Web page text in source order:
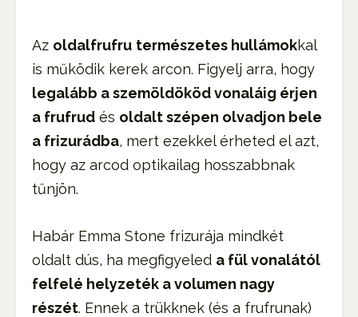
Az oldalfrufru természetes hullámokkal
is működik kerek arcon. Figyelj arra, hogy
legalább a szemöldököd vonaláig érjen
a frufrud és oldalt szépen olvadjon bele
a frizurádba, mert ezekkel érheted el azt,
hogy az arcod optikailag hosszabbnak
tűnjön.
Habár Emma Stone frizurája mindkét
oldalt dús, ha megfigyeled a fül vonalától
felfelé helyzeték a volumen nagy
részét. Ennek a trükknek (és a frufrunak)